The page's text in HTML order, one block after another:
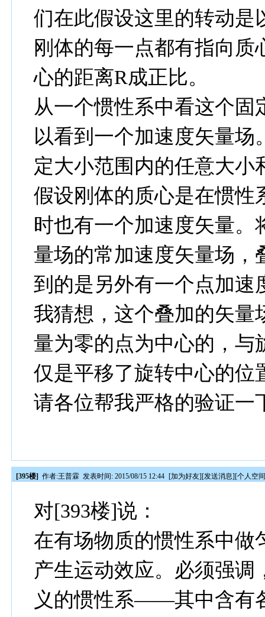
们在此假设这里的转动是
刚体的每一点都有指向
心的距离R成正比。
从一个惯性系中看这个
以看到一个加速度矢量
定大小范围内的任意大小
假设刚体的质心是在惯性
时也有一个加速度矢量。
量场的常加速度矢量场，
到的是另外有一个点加速
我猜想，这个叠加的矢量
量为零的点为中心的，与
仅是平移了旋转中心的位
请各位帮我严格的验证一
[395楼] 作者:王普霖 发表时间: 2015/08/15 12:44 [加为好友][发送消息][个人空
对[393楼]说：
在有场物质的惯性系中做
产生运动效应。必须强
义的惯性系——其中含有